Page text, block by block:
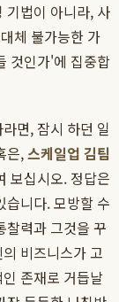
기법이 아니라, 사
체 불가능한 가
것인가'에 집중합
면, 잠시 하던 일
은,스케일업 김팀
보십시오. 정답은
습니다. 모방할 수
찰력과 그것을 꾸
비즈니스가 고
존재로 거듭날